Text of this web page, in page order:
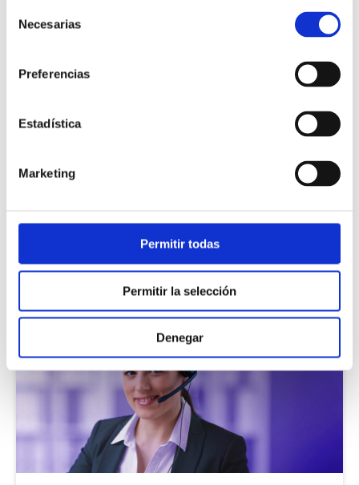
Necesarias
Preferencias
Estadística
Marketing
Permitir todas
Permitir la selección
Denegar